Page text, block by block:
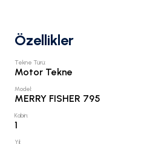
Özellikler
Tekne Türü:
Motor Tekne
Model:
MERRY FISHER 795
Kabin:
1
Yıl: